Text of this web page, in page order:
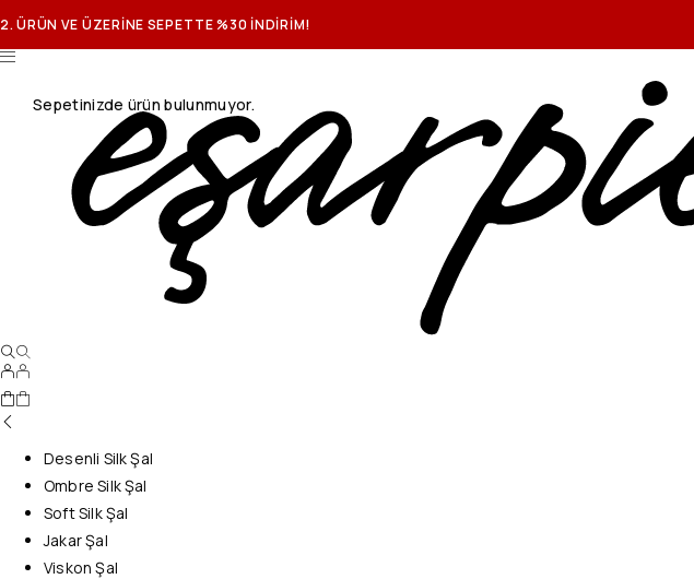
2. ÜRÜN VE ÜZERİNE SEPETTE %30 İNDİRİM!
Sepetinizde ürün bulunmuyor.
Desenli Silk Şal
Ombre Silk Şal
Soft Silk Şal
Jakar Şal
Viskon Şal